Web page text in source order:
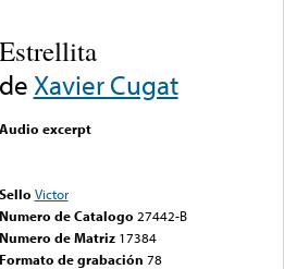
Estrellita
de Xavier Cugat
Audio excerpt
Sello Victor
Numero de Catalogo 27442-B
Numero de Matriz 17384
Formato de grabación 78